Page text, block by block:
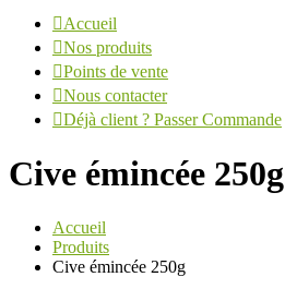
Accueil
Nos produits
Points de vente
Nous contacter
Déjà client ? Passer Commande
Cive émincée 250g
Accueil
Produits
Cive émincée 250g